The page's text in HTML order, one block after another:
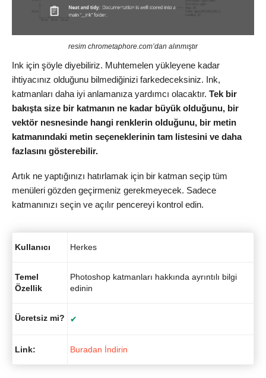
resim chrometaphore.com’dan alınmıştır
Ink için şöyle diyebiliriz. Muhtemelen yükleyene kadar
ihtiyacınız olduğunu bilmediğinizi farkedeceksiniz. Ink,
katmanları daha iyi anlamanıza yardımcı olacaktır. Tek bir
bakışta size bir katmanın ne kadar büyük olduğunu, bir
vektör nesnesinde hangi renklerin olduğunu, bir metin
katmanındaki metin seçeneklerinin tam listesini ve daha
fazlasını gösterebilir.
Artık ne yaptığınızı hatırlamak için bir katman seçip tüm
menüleri gözden geçirmeniz gerekmeyecek. Sadece
katmanınızı seçin ve açılır pencereyi kontrol edin.
Kullanıcı Herkes
Temel
Özellik
Photoshop katmanları hakkında ayrıntılı bilgi
edinin
Ücretsiz mi? ✔
Link: Buradan İndirin